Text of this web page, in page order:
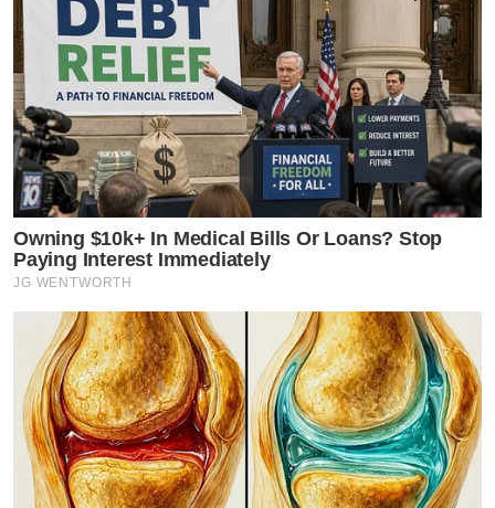
Owning $10k+ In Medical Bills Or Loans? Stop
Paying Interest Immediately
JG WENTWORTH